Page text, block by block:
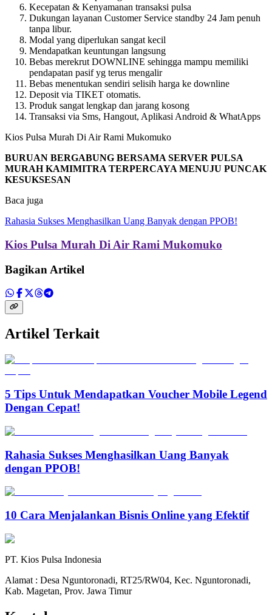
Kecepatan & Kenyamanan transaksi pulsa
Dukungan layanan Customer Service standby 24 Jam penuh
tanpa libur.
Modal yang diperlukan sangat kecil
Mendapatkan keuntungan langsung
Bebas merekrut DOWNLINE sehingga mampu memiliki
pendapatan pasif yg terus mengalir
Bebas menentukan sendiri selisih harga ke downline
Deposit via TIKET otomatis.
Produk sangat lengkap dan jarang kosong
Transaksi via Sms, Hangout, Aplikasi Android & WhatApps
Kios Pulsa Murah Di Air Rami Mukomuko
BURUAN BERGABUNG BERSAMA SERVER PULSA
MURAH KAMIMITRA TERPERCAYA MENUJU PUNCAK
KESUKSESAN
Baca juga
Rahasia Sukses Menghasilkan Uang Banyak dengan PPOB!
Kios Pulsa Murah Di Air Rami Mukomuko
Bagikan Artikel
Artikel Terkait
5 Tips Untuk Mendapatkan Voucher Mobile Legend
Dengan Cepat!
Rahasia Sukses Menghasilkan Uang Banyak
dengan PPOB!
10 Cara Menjalankan Bisnis Online yang Efektif
PT. Kios Pulsa Indonesia
Alamat : Desa Nguntoronadi, RT25/RW04, Kec. Nguntoronadi,
Kab. Magetan, Prov. Jawa Timur